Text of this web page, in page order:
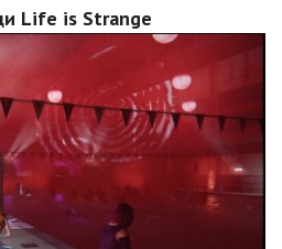
Life is Strange